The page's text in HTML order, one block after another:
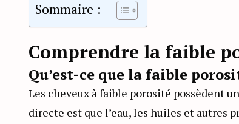
Sommaire :
Comprendre la faible
Qu’est-ce que la faible
Les cheveux à faible porosité possèdent
directe est que l’eau, les huiles et autres